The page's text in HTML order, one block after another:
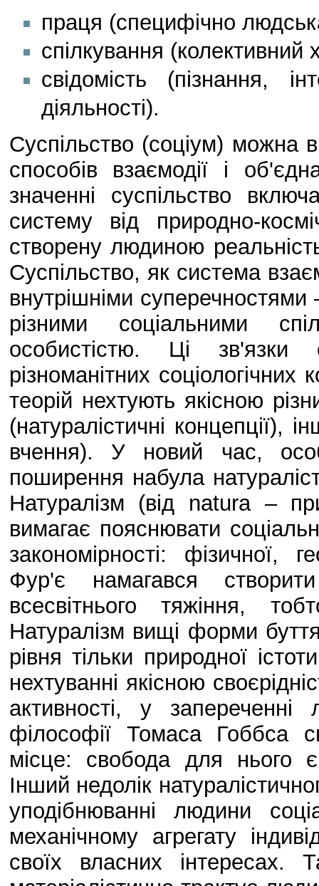
праця (специфічно
спілкування (колективний
свідомість (пізнання,
діяльності).
Суспільство (соціум) можна
способів взаємодії і
значенні суспільство
систему від природно-
створену людиною
Суспільство, як система
внутрішніми
різними соціальними
особистістю. Ці
різноманітних
теорій нехтують якісною
(натуралістичні концепції),
вчення). У новий час,
поширення набула
Натуралізм (від natura –
вимагає пояснювати
закономірності: фізичної,
Фур'є намагався
всесвітнього тяжіння,
Натуралізм вищі форми
рівня тільки природної
нехтуванні якісною
активності, у
філософії Томаса Гоббса
місце: свобода для нього
Інший недолік
уподібнюванні людини
механічному агрегату
своїх власних інтересах.